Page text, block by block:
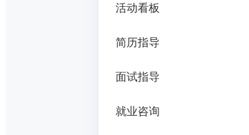
活动看板
简历指导
面试指导
就业咨询